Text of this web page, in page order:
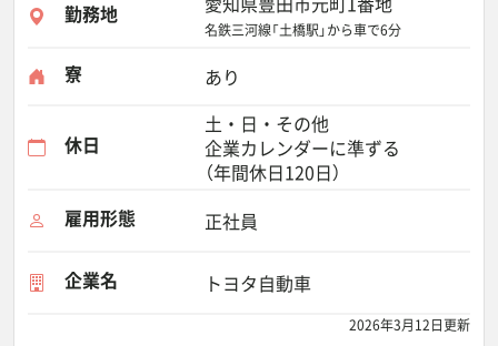
勤務地
名鉄三河線「土橋駅」から車で6分
寮 あり
休日
土・日・その他
企業カレンダーに準ずる
（年間休日120日）
雇用形態
正社員
企業名 トヨタ自動車
2026年3月12日更新